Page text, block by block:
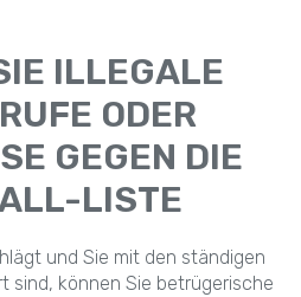
ILLEGALE
ODER
GEGEN DIE D
LISTE
und Sie mit den ständigen
sind, können Sie betrügerische